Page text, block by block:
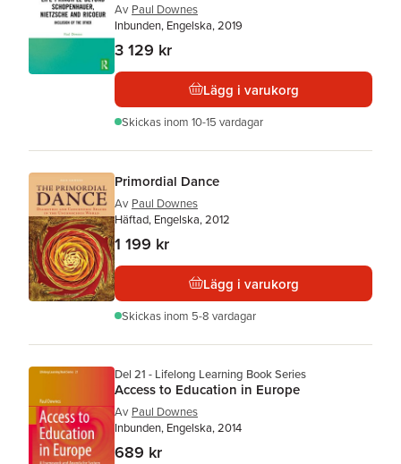
Av Paul Downes
Inbunden, Engelska, 2019
3 129 kr
Lägg i varukorg
Skickas inom 10-15 vardagar
Primordial Dance
Av Paul Downes
Häftad, Engelska, 2012
1 199 kr
Lägg i varukorg
Skickas inom 5-8 vardagar
Del 21 - Lifelong Learning Book Series
Access to Education in Europe
Av Paul Downes
Inbunden, Engelska, 2014
689 kr